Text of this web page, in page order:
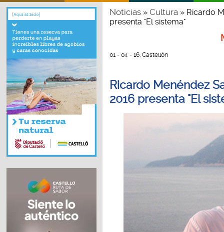
Noticias» Cultura» Ricardo
presenta "El sistema"
01 - 04 - 16, Castellón
Ricardo Menéndez
2016 presenta "El